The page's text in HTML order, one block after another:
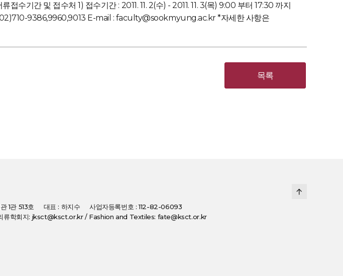
수기간 및 접수처 1) 접수기간 : 2011. 11. 2(수) - 2011. 11. 3(목) 9:00 부터 17:30 까지
9386,9960,9013 E-mail : faculty@sookmyung.ac.kr *자세한 사항은
목록
1관 513호 대표 : 하지수
사업자등록번호 : 112-82-06093
류학회지: jksct@ksct.or.kr / Fashion and Textiles: fate@ksct.or.kr